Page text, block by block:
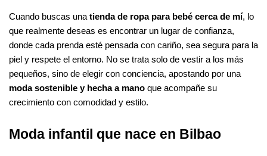
Cuando buscas una tienda de ropa para bebé cerca de mí, lo
que realmente deseas es encontrar un lugar de confianza,
donde cada prenda esté pensada con cariño, sea segura para la
piel y respete el entorno. No se trata solo de vestir a los más
moda sostenible y hecha a mano que acompañe su
crecimiento con comodidad y estilo.
Moda infantil que nace en Bilbao